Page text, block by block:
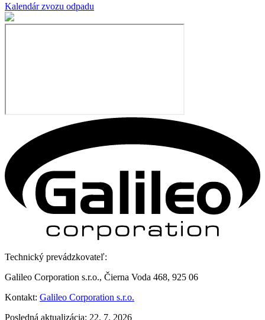
Kalendár zvozu odpadu
Technický prevádzkovateľ:
Galileo Corporation s.r.o., Čierna Voda 468, 925 06
Kontakt: Galileo Corporation s.r.o.
Posledná aktualizácia: 22. 7. 2026